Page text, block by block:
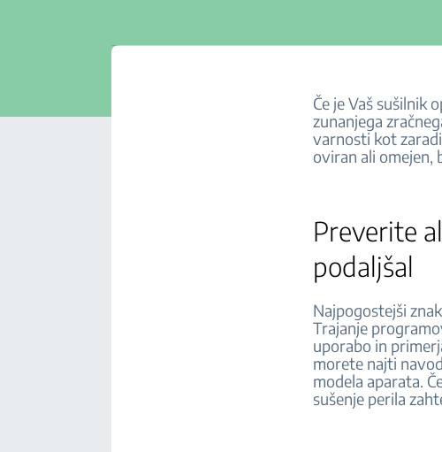
Če je Vaš sušilnik
zunanjega
varnosti kot
oviran ali omejen,
Preverite
podaljšal
Najpogostejši
Trajanje
uporabo in
morete najti
modela aparata.
sušenje perila